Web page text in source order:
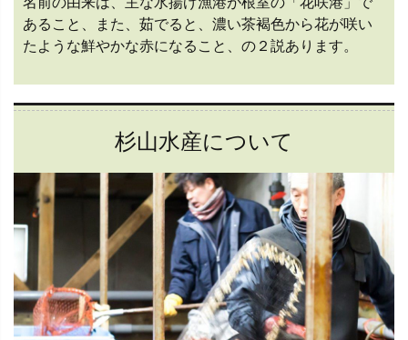
あること、また、茹でると、濃い茶褐色から花が咲い
たような鮮やかな赤になること、の２説あります。
杉山水産について